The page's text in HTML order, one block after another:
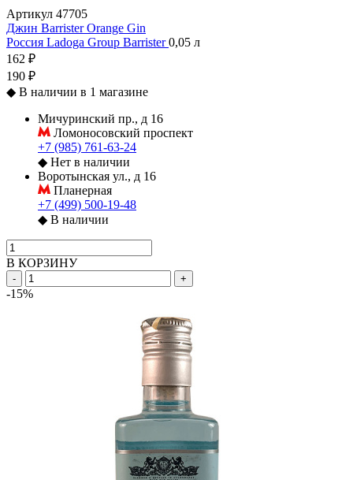
Артикул 47705
Джин Barrister Orange Gin
Россия Ladoga Group Barrister0,05 л
162 ₽
190 ₽
◆ В наличии в 1 магазине
Мичуринский пр., д 16
Ломоносовский проспект
+7 (985) 761-63-24
◆ Нет в наличии
Воротынская ул., д 16
Планерная
+7 (499) 500-19-48
◆ В наличии
В КОРЗИНУ
- +
-15%